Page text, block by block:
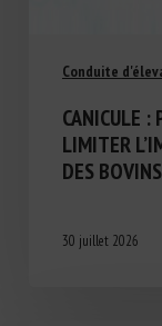
Conduite
CANICULE :
LIMITER
DES
30 juillet 2026